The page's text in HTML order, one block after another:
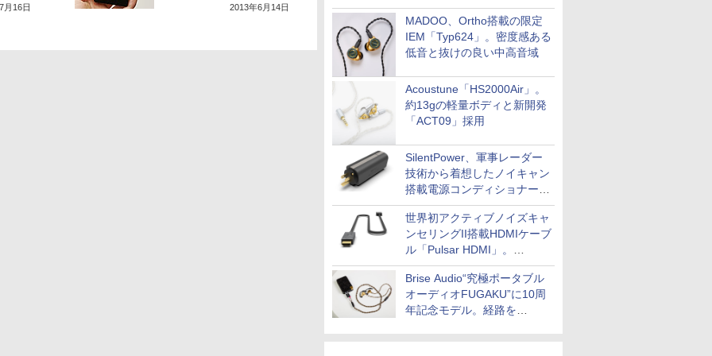
MADOO、Ortho搭載の限定
IEM「Typ624」。密度感ある
低音と抜けの良い中高音域
Acoustune「HS2000Air」。
約13gの軽量ボディと新開発
「ACT09」採用
SilentPower、軍事レーダー
技術から着想したノイキャン
搭載電源コンディショナー
「AC iPurifier2」
世界初アクティブノイズキャ
ンセリングII搭載HDMIケーブ
ル「Pulsar HDMI」。
SilentPowerから
Brise Audio“究極ポータブル
オーディオFUGAKU”に10周
年記念モデル。経路を
月16日 2013年6月14日